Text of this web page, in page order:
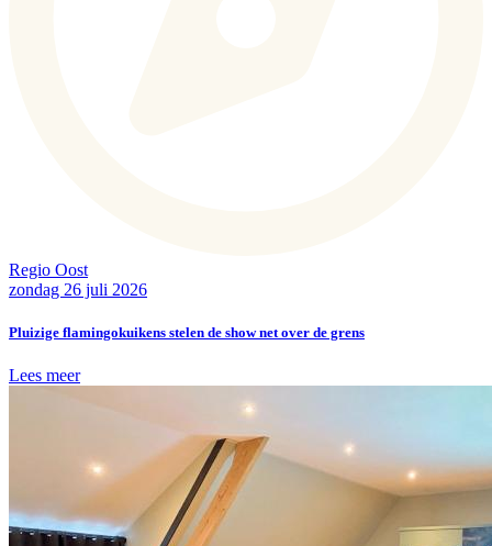
Regio Oost
zondag 26 juli 2026
Pluizige flamingokuikens stelen de show net over de grens
Lees meer